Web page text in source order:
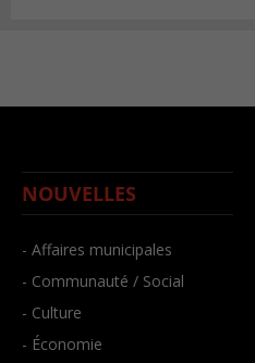
NOUVELLES
- Affaires municipales
- Communauté / Social
- Culture
- Économie